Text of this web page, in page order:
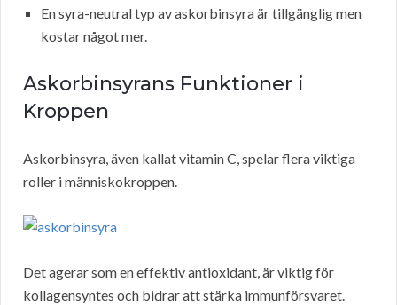
En syra-neutral typ av askorbinsyra är tillgänglig men
kostar något mer.
Askorbinsyrans Funktioner i
Kroppen
Askorbinsyra, även kallat vitamin C, spelar flera viktiga
roller i människokroppen.
Det agerar som en effektiv antioxidant, är viktig för
kollagensyntes och bidrar att stärka immunförsvaret.